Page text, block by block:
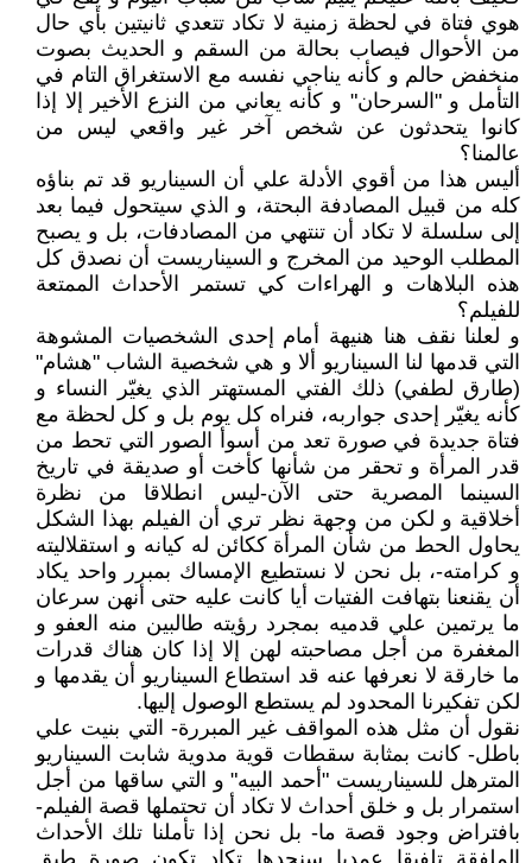
هوي فتاة في لحظة زمنية لا تكاد تتعدي ثانيتين بأي حال
من الأحوال فيصاب بحالة من السقم و الحديث بصوت
منخفض حالم و كأنه يناجي نفسه مع الاستغراق التام في
التأمل و "السرحان" و كأنه يعاني من النزع الأخير إلا إذا
كانوا يتحدثون عن شخص آخر غير واقعي ليس من
عالمنا؟
أليس هذا من أقوي الأدلة علي أن السيناريو قد تم بناؤه
كله من قبيل المصادفة البحتة، و الذي سيتحول فيما بعد
إلى سلسلة لا تكاد أن تنتهي من المصادفات، بل و يصبح
المطلب الوحيد من المخرج و السيناريست أن نصدق كل
هذه البلاهات و الهراءات كي تستمر الأحداث الممتعة
للفيلم؟
و لعلنا نقف هنا هنيهة أمام إحدى الشخصيات المشوهة
التي قدمها لنا السيناريو ألا و هي شخصية الشاب "هشام"
(طارق لطفي) ذلك الفتي المستهتر الذي يغيّر النساء و
كأنه يغيّر إحدى جواربه، فنراه كل يوم بل و كل لحظة مع
فتاة جديدة في صورة تعد من أسوأ الصور التي تحط من
قدر المرأة و تحقر من شأنها كأخت أو صديقة في تاريخ
السينما المصرية حتى الآن-ليس انطلاقا من نظرة
أخلاقية و لكن من وجهة نظر تري أن الفيلم بهذا الشكل
يحاول الحط من شأن المرأة ككائن له كيانه و استقلاليته
و كرامته-، بل نحن لا نستطيع الإمساك بمبرر واحد يكاد
أن يقنعنا بتهافت الفتيات أيا كانت عليه حتى أنهن سرعان
ما يرتمين علي قدميه بمجرد رؤيته طالبين منه العفو و
المغفرة من أجل مصاحبته لهن إلا إذا كان هناك قدرات
ما خارقة لا نعرفها عنه قد استطاع السيناريو أن يقدمها و
لكن تفكيرنا المحدود لم يستطع الوصول إليها.
نقول أن مثل هذه المواقف غير المبررة- التي بنيت علي
باطل- كانت بمثابة سقطات قوية مدوية شابت السيناريو
المترهل للسيناريست "أحمد البيه" و التي ساقها من أجل
استمرار بل و خلق أحداث لا تكاد أن تحتملها قصة الفيلم-
بافتراض وجود قصة ما- بل نحن إذا تأملنا تلك الأحداث